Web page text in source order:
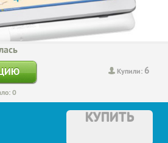
Купили: 6
0
КУПИТЬ